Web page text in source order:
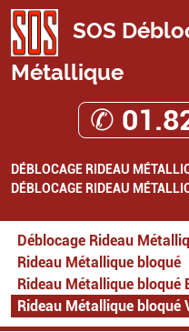
SOS
Métallique
✆
DÉBLOCAGE RIDEAU
DÉBLOCAGE RIDEAU
Déblocage Rideau
Rideau Métallique bloqué
Rideau Métallique bloqué
Rideau Métallique bloqué